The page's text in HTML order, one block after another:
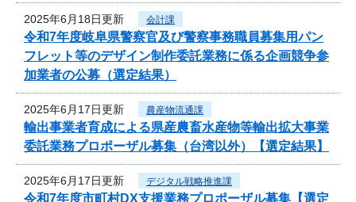
2025年6月18日更新 会計課
令和7年度岐阜県警察官及び警察事務職員募集用パン
フレット等のデザイン制作委託業務に係る企画競争参
加業者の公募（選定結果）
2025年6月17日更新 農産物流通課
輸出事業者育成による県産農畜水産物等輸出拡大事業
委託業務プロポーザル募集（台湾以外）【選定結果】
2025年6月17日更新 デジタル戦略推進課
令和7年度市町村DX支援業務プロポーザル募集【選定